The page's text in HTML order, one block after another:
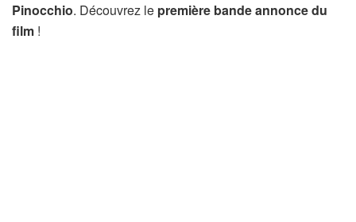
Pinocchio. Découvrez le première bande annonce du
film !